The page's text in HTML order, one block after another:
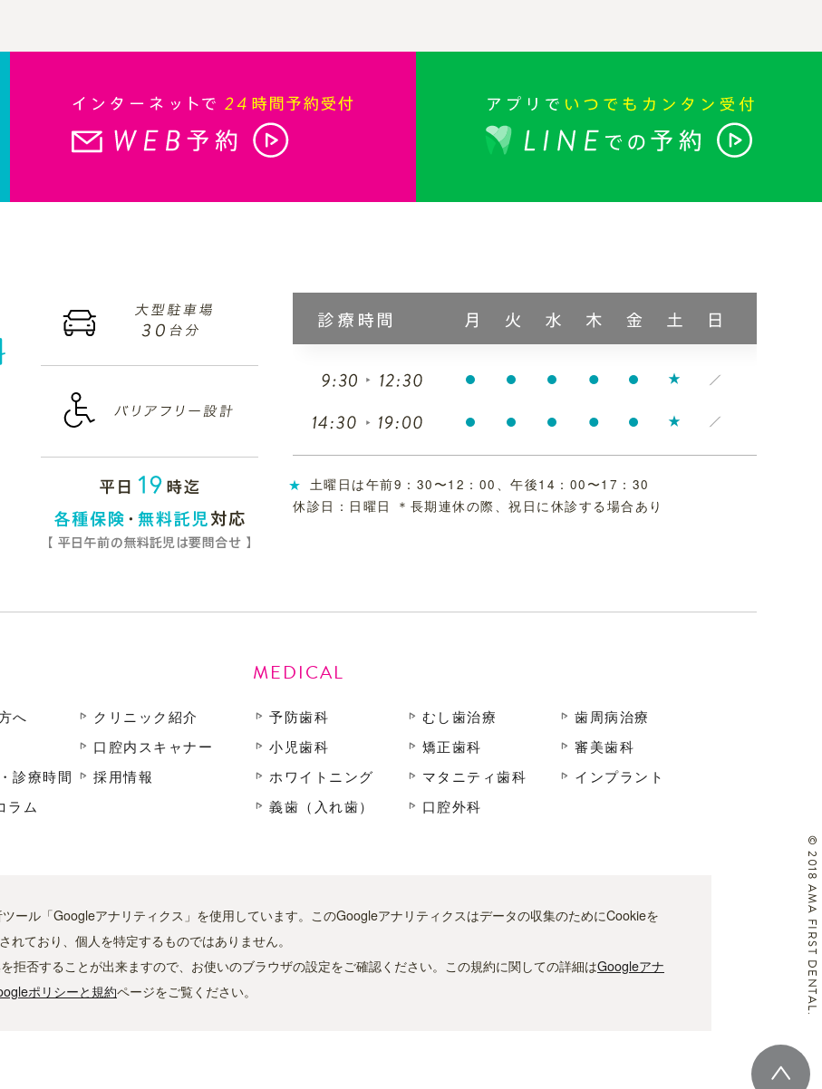
土曜日は午前9：30〜12：00、午後14：00〜17：30
休診日：日曜日 ＊長期連休の際、祝日に休診する場合あり
へ
クリニック紹介
口腔内スキャナー
診療時間
採用情報
ラム
MEDICAL
予防歯科 むし歯治療
歯周病治療
小児歯科
矯正歯科
審美歯科
ホワイトニング
マタニティ歯科
インプラント
義歯（入れ歯）
口腔外科
ール「Googleアナリティクス」を使用しています。このGoogleアナリティクスはデータの収集のためにCookieを
ており、個人を特定するものではありません。
拒否することが出来ますので、お使いのブラウザの設定をご確認ください。この規約に関しての詳細はGoogleアナ
ポリシーと規約ページをご覧ください。 © 2018 AMA FIRST DENTAL.